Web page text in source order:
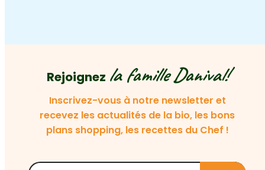
Rejoignez la famille Danival!
Inscrivez-vous à notre newsletter et
recevez les actualités de la bio, les bons
plans shopping, les recettes du Chef !